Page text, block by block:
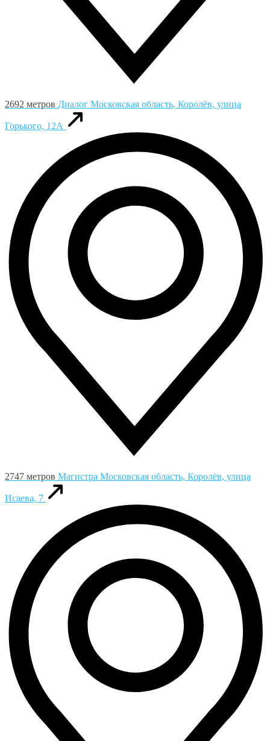
2692 метров Диалог Московская область, Королёв, улица
Горького, 12А
2747 метров Магистра Московская область, Королёв, улица
Исаева, 7